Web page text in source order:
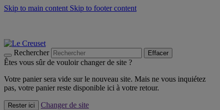
Skip to main content Skip to footer content
Rechercher Effacer
Êtes vous sûr de vouloir changer de site ?
Votre panier sera vide sur le nouveau site. Mais ne vous inquiétez
pas, votre panier reste disponible ici à votre retour.
Rester ici
Changer de site